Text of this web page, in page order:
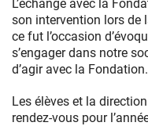
L’échange avec la
son intervention lors de
ce fut l’occasion
s’engager dans notre
d’agir avec la Fondation.
Les élèves et la
rendez-vous pour